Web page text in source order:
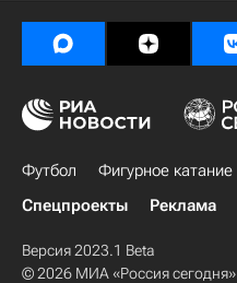
Футбол Фигурное катание
Спецпроекты
Реклама
Версия 2023.1 Beta
© 2026 МИА «Россия сегодня»